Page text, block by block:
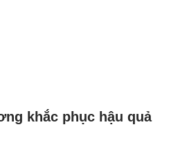
khắc phục hậu quả